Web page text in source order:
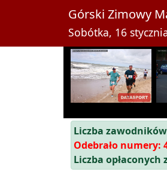
Górski Zimowy
Sobótka, 16
Liczba
Odebrało numery:
Liczba